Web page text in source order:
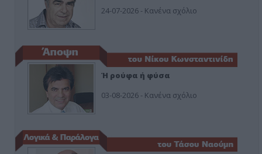
24-07-2026 - Κανένα σχόλιο
Ή ρούφα ή φύσα
03-08-2026 - Κανένα σχόλιο